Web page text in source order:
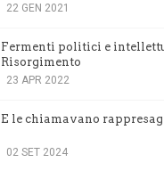
22 GEN 2021
Fermenti politici e
Risorgimento
23 APR 2022
E le chiamavano
02 SET 2024